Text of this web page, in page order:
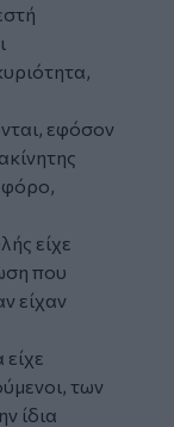
εφόσον
φόρο,
είχε
που
είχαν
των
ίδια